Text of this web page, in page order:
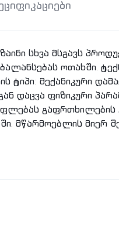
სხვა მსგავს
ოთახში.
ტიპი: მექანიკური
დაცვა ფიზიკური
მწარმოებლის მიერ